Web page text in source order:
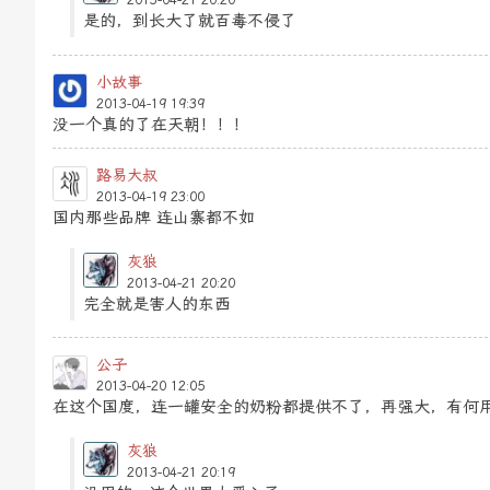
是的，到长大了就百毒不侵了
小故事
2013-04-19 19:39
没一个真的了在天朝！！！
路易大叔
2013-04-19 23:00
国内那些品牌 连山寨都不如
灰狼
2013-04-21 20:20
完全就是害人的东西
公子
2013-04-20 12:05
在这个国度，连一罐安全的奶粉都提供不了，再强大，有何
灰狼
2013-04-21 20:19